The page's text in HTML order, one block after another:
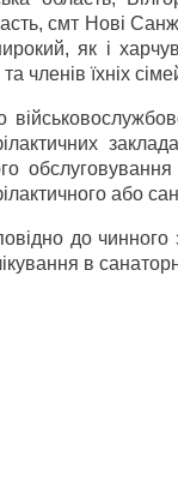
смт Нові
як і
членів їхніх
або
до чинного
в